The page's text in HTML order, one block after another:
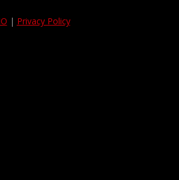
| Privacy Policy